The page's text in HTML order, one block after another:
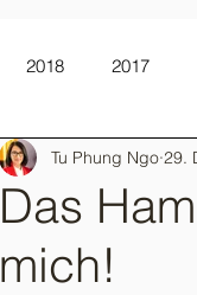
2018 2017
Das
mich!
Tu Phung Ngo 29.